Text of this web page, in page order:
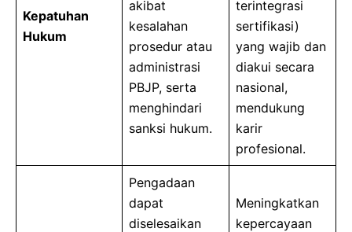
Kepatuhan
Hukum
akibat
kesalahan
prosedur atau
administrasi
PBJP, serta
menghindari
sanksi hukum.
terintegrasi
sertifikasi)
yang wajib dan
diakui secara
nasional,
mendukung
karir
profesional.
Pengadaan
dapat
diselesaikan
Meningkatkan
kepercayaan